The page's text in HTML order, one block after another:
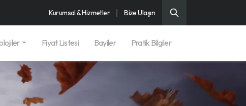
Kurumsal & Hizmetler Bize Ulaşın
Fiyat Listesi Bayiler Pratik Bilgiler